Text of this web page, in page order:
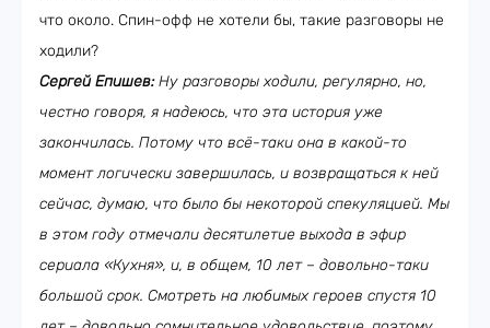
что около. Спин-офф не хотели бы, такие разговоры не
ходили?
Сергей Епишев:Ну разговоры ходили, регулярно, но,
честно говоря, я надеюсь, что эта история уже
закончилась. Потому что всё-таки она в какой-то
момент логически завершилась, и возвращаться к ней
сейчас, думаю, что было бы некоторой спекуляцией. Мы
в этом году отмечали десятилетие выхода в эфир
сериала «Кухня», и, в общем, 10 лет – довольно-таки
большой срок. Смотреть на любимых героев спустя 10